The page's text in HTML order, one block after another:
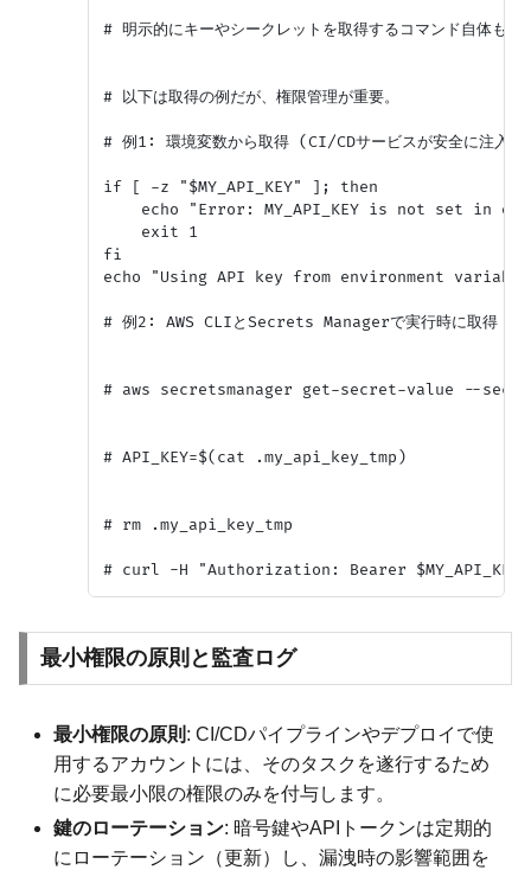
# 明示的にキーやシークレットを取得するコマンド自体も不
# 以下は取得の例だが、権限管理が重要。
# 例1: 環境変数から取得 (CI/CDサービスが安全に注入)
if [ -z "$MY_API_KEY" ]; then
echo "Error: MY_API_KEY is not set in
    exit 1
fi
echo "Using API key from environment
# 例2: AWS CLIとSecrets Managerで実行時に取得 (最
# aws secretsmanager get-secret-value --
# API_KEY=$(cat .my_api_key_tmp)
# rm .my_api_key_tmp
最小権限の原則と監査ログ
最小権限の原則 : CI/CDパイプラインやデプロイで使
用するアカウントには、そのタスクを遂行するため
に必要最小限の権限のみを付与します。
鍵のローテーション: 暗号鍵やAPIトークンは定期的
にローテーション（更新）し、漏洩時の影響範囲を